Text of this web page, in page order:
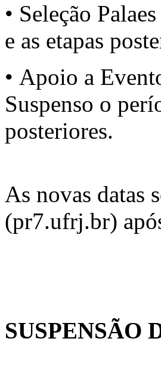
• Seleção
e as etapas
• Apoio a
Suspenso o
posteriores.
As novas datas
(pr7.ufrj.br)
SUSPENSÃO